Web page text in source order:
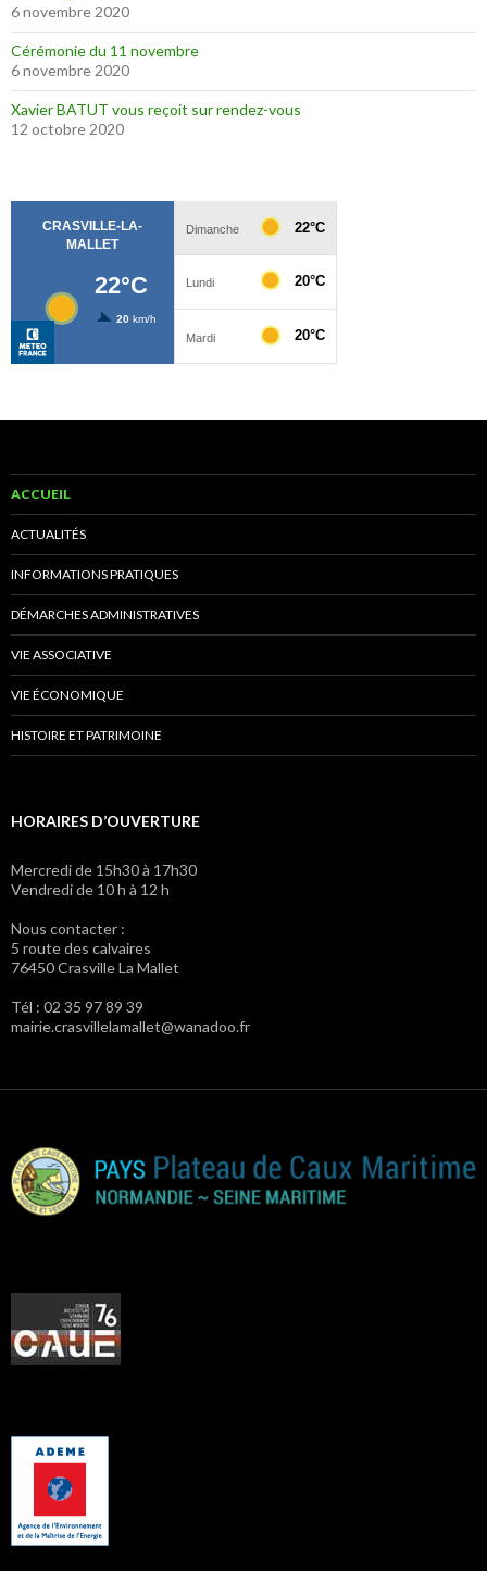
6 novembre 2020
Cérémonie du 11 novembre
6 novembre 2020
Xavier BATUT vous reçoit sur rendez-vous
12 octobre 2020
ACCUEIL
ACTUALITÉS
INFORMATIONS PRATIQUES
DÉMARCHES ADMINISTRATIVES
VIE ASSOCIATIVE
VIE ÉCONOMIQUE
HISTOIRE ET PATRIMOINE
HORAIRES D’OUVERTURE
Mercredi de 15h30 à 17h30
Vendredi de 10 h à 12 h
Nous contacter :
5 route des calvaires
76450 Crasville La Mallet
Tél : 02 35 97 89 39
mairie.crasvillelamallet@wanadoo.fr